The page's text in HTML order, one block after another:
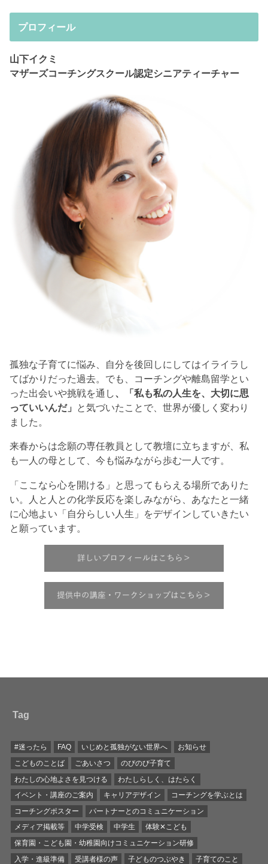
プロフィール
山下イクミ
マザーズコーチングスクール認定シニアティーチャー
孤独な子育てに悩み、自分を後回しにしてはイライラし
てばかりだった過去。でも、コーチングや離島留学とい
った出会いや挑戦を通し、「私も私の人生を、大切に思
っていいんだ」 と気づいたことで、世界が優しく変わり
ました。
来春からは念願の専任教員として教壇に立ちますが、私
も一人の母として、今も悩みながら歩む一人です。
「ここなら心を開ける」と思ってもらえる場所でありた
い。人と人との化学反応を楽しみながら、あなたと一緒
に心地よい「自分らしい人生」をデザインしていきたい
と願っています。
Tag
#迷ったら FAQ いじめと孤独がない世界へ
お知らせ
こどものことば
ごあいさつ
のびのび子育て
わたしの心地よさを見つける
わたしらしく、はたらく
イベント・講座のご案内
キャリアデザイン
コーチングを学ぶとは
コーチングポスター
パートナーとのコミュニケーション
メディア掲載等
中学受検 中学生
体験✕こども
保育園・こども園・幼稚園向けコミュニケーション研修
入学・進級準備
受講者様の声 子どものつぶやき
子育てのこと